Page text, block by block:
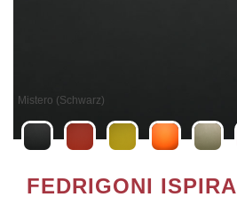
Passione (Rot)
FEDRIGONI ISPIRA